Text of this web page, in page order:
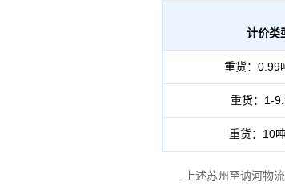
计价类
重货：0.99
重货：1-
重货：10
上述苏州至讷河物流